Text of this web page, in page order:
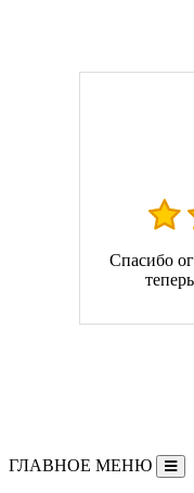
Спасибо
ГЛАВНОЕ МЕНЮ